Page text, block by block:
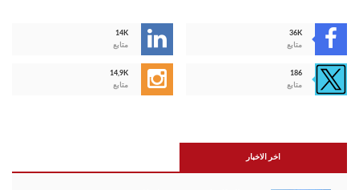
14K
متابع
36K
متابع
14,9K
متابع
186
متابع
اخر الاخبار